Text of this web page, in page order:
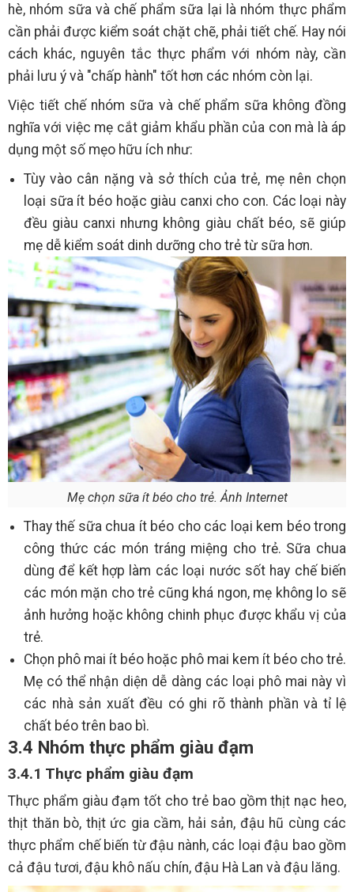
hè, nhóm sữa và chế phẩm sữa lại là nhóm thực phẩm
cần phải được kiểm soát chặt chẽ, phải tiết chế. Hay nói
cách khác, nguyên tắc thực phẩm với nhóm này, cần
phải lưu ý và "chấp hành" tốt hơn các nhóm còn lại.
Việc tiết chế nhóm sữa và chế phẩm sữa không đồng
nghĩa với việc mẹ cắt giảm khẩu phần của con mà là áp
dụng một số mẹo hữu ích như:
Tùy vào cân nặng và sở thích của trẻ, mẹ nên chọn
loại sữa ít béo hoặc giàu canxi cho con. Các loại này
đều giàu canxi nhưng không giàu chất béo, sẽ giúp
mẹ dễ kiểm soát dinh dưỡng cho trẻ từ sữa hơn.
Mẹ chọn sữa ít béo cho trẻ. Ảnh Internet
Thay thế sữa chua ít béo cho các loại kem béo trong
công thức các món tráng miệng cho trẻ. Sữa chua
dùng để kết hợp làm các loại nước sốt hay chế biến
các món mặn cho trẻ cũng khá ngon, mẹ không lo sẽ
ảnh hưởng hoặc không chinh phục được khẩu vị của
trẻ.
Chọn phô mai ít béo hoặc phô mai kem ít béo cho trẻ.
Mẹ có thể nhận diện dễ dàng các loại phô mai này vì
các nhà sản xuất đều có ghi rõ thành phần và tỉ lệ
chất béo trên bao bì.
3.4 Nhóm thực phẩm giàu đạm
3.4.1 Thực phẩm giàu đạm
Thực phẩm giàu đạm tốt cho trẻ bao gồm thịt nạc heo,
thịt thăn bò, thịt ức gia cầm, hải sản, đậu hũ cùng các
thực phẩm chế biến từ đậu nành, các loại đậu bao gồm
cả đậu tươi, đậu khô nấu chín, đậu Hà Lan và đậu lăng.